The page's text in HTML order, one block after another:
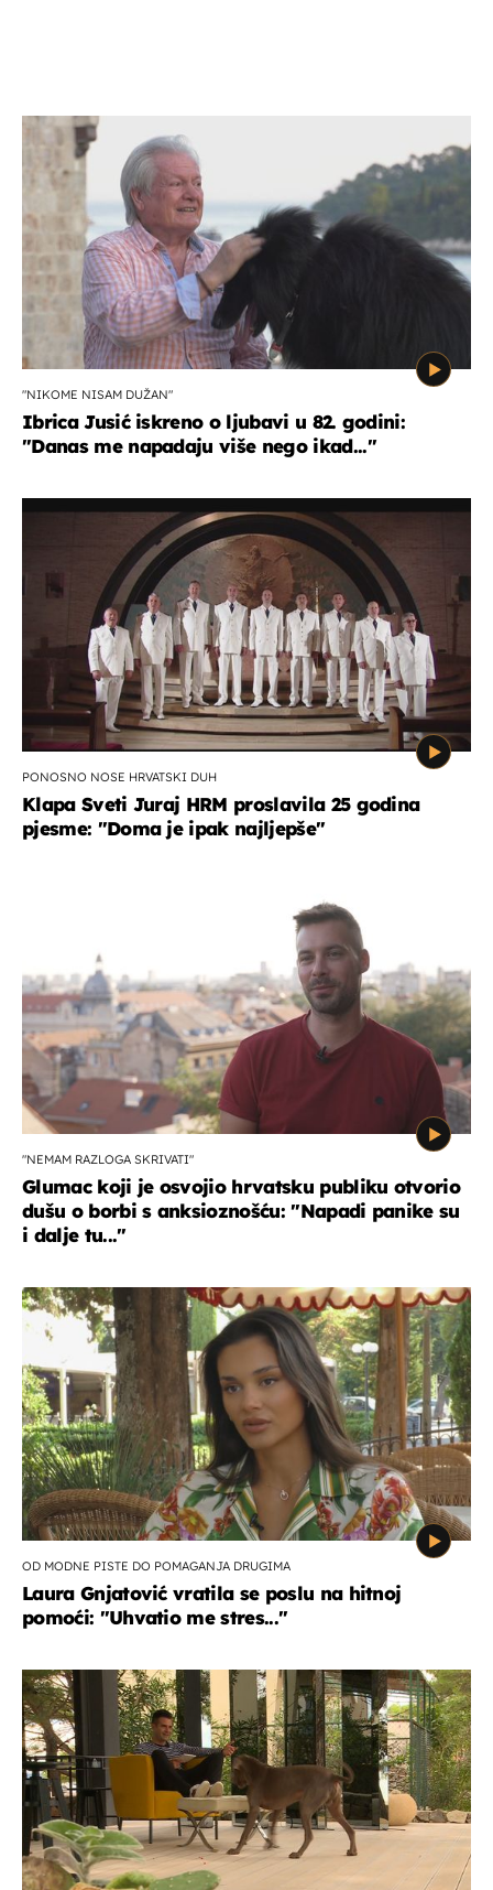
"NIKOME NISAM DUŽAN"
Ibrica Jusić iskreno o ljubavi u 82. godini:
"Danas me napadaju više nego ikad..."
PONOSNO NOSE HRVATSKI DUH
Klapa Sveti Juraj HRM proslavila 25 godina
pjesme: "Doma je ipak najljepše"
"NEMAM RAZLOGA SKRIVATI"
Glumac koji je osvojio hrvatsku publiku otvorio
dušu o borbi s anksioznošću: "Napadi panike su
i dalje tu..."
OD MODNE PISTE DO POMAGANJA DRUGIMA
Laura Gnjatović vratila se poslu na hitnoj
pomoći: "Uhvatio me stres..."